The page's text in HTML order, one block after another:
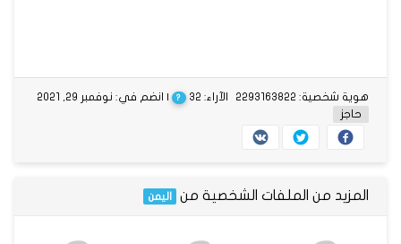
الآراء: 32 ? | انضم في: نوفمبر 29, 2021
هوية شخصية: 2293163822
حاجز
المزيد من الملفات الشخصية من اليمن